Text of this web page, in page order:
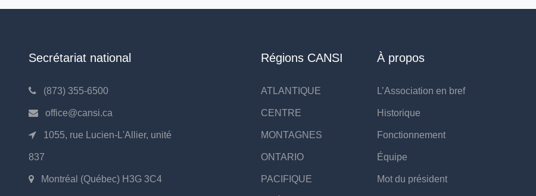
Secrétariat national
(873) 355-6500
office@cansi.ca
1055, rue Lucien-L'Allier, unité
837
Montréal (Québec) H3G 3C4
Régions CANSI
ATLANTIQUE
CENTRE
MONTAGNES
ONTARIO
PACIFIQUE
À propos
L’Association en bref
Historique
Fonctionnement
Équipe
Mot du président